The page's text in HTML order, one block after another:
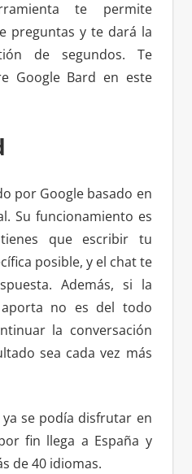
te permite
preguntas y te dará la
de segundos. Te
Google Bard en este
por Google basado en
Su funcionamiento es
que escribir tu
posible, y el chat te
Además, si la
no es del todo
la conversación
sea cada vez más
se podía disfrutar en
fin llega a España y
de 40 idiomas.